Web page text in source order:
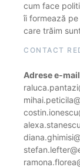
cum face
îi formează
care trăim
CONTACT
Adrese e-mail